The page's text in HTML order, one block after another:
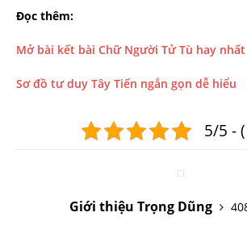
Đọc thêm:
Mở bài kết bài Chữ Người Tử Tù hay nhất
Sơ đồ tư duy Tây Tiến ngắn gọn dễ hiểu
5/5 -
Giới thiệu Trọng Dũng